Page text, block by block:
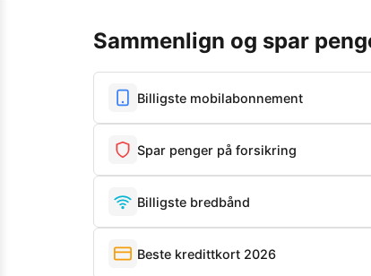
Sammenlign og spar
Billigste mobilabonnement
Spar penger på forsikring
Billigste bredbånd
Beste kredittkort 2026